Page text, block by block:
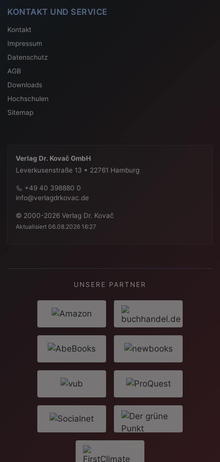
KONTAKT UND SERVICE
Kontakt
Impressum
Datenschutz
AGB
Downloads
Hochschulen
Sitemap
Verlag Dr. Kovač GmbH
Leverkusenstraße 13 • 22761 Hamburg
+49 40 398880 0
info@verlagdrkovac.de
© 2000-2026 Verlag Dr. Kovač
Aktualisiert 06.08.2026 16:27
UNSERE PARTNER